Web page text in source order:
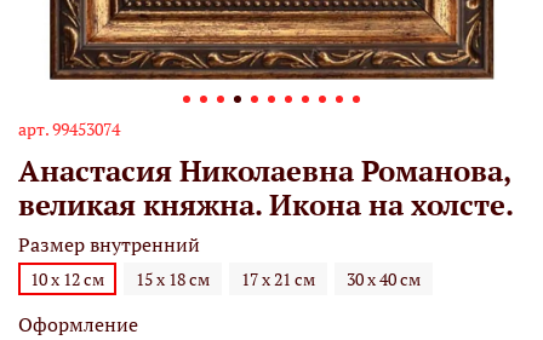
арт.99453074
Анастасия Николаевна Романова,
великая княжна. Икона на холсте.
Размер внутренний
10 х 12 см 15 х 18 см 17 х 21 см 30 х 40 см
Оформление